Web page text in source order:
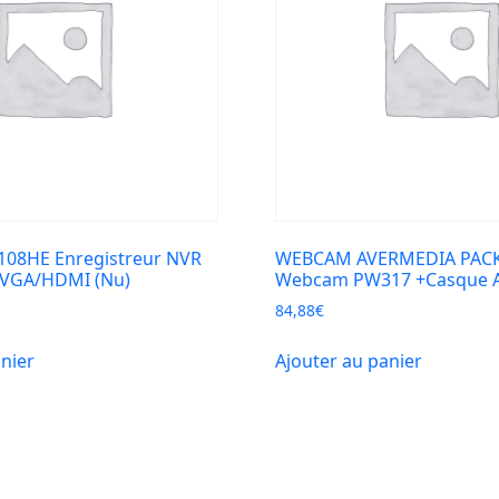
Enregistreur NVR
HDMI (Nu)
WEBCAM AVERMEDIA
Webcam PW317 +Casque
84,88€
Ajouter au panier